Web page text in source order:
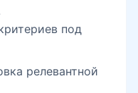
под
релевантной